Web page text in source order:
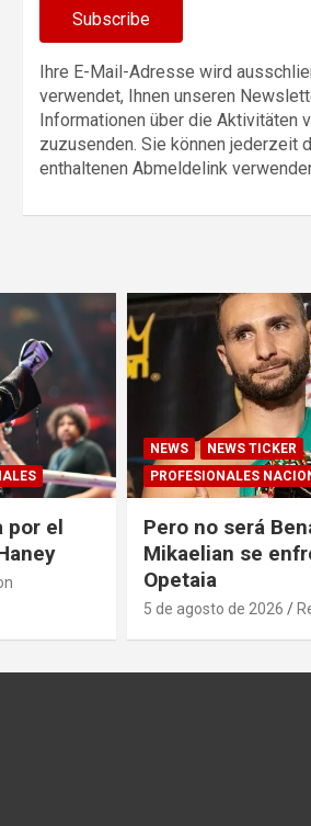
Ihre E-Mail-Adresse wird
verwendet, Ihnen unseren
Informationen über die Aktivitäten
zuzusenden. Sie können jederzeit
enthaltenen Abmeldelink
por el
NEWS
NEWS TICKER
PROFESIONALES
Pero no será
Mikaelian se
Opetaia
5 de agosto de 2026